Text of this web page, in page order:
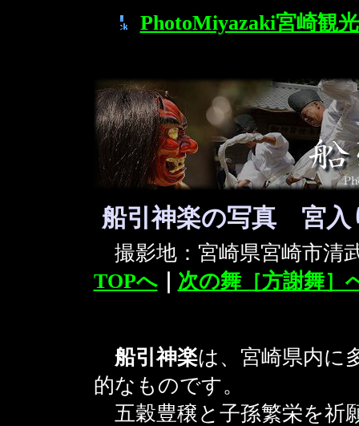
PhotoMiyazaki宮崎観
船引神楽の写真 宮入
撮影地：宮崎県宮崎
TOPへ｜ 次の舞［方謝舞］
船引神楽は、宮崎県内に
的なものです。
五穀豊穣と子孫繁栄を祈